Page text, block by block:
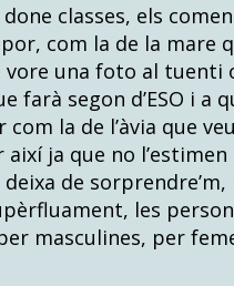
classes, els
com la de la mare
vore una foto al tuenti
farà segon d’ESO i a
com la de l’àvia que
ja que no
de
les
masculines, per